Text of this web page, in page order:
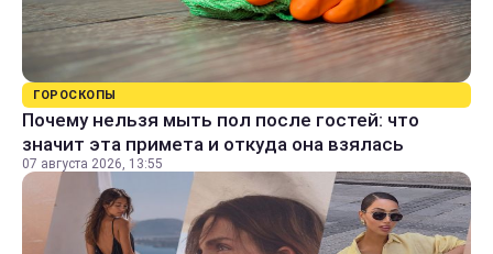
ГОРОСКОПЫ
Почему нельзя мыть пол после гостей: что
значит эта примета и откуда она взялась
07 августа 2026, 13:55